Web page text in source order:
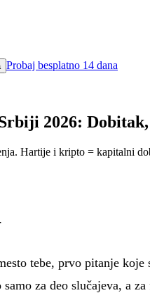
Probaj besplatno 14 dana
2026:
Hartije i kripto = kapitalni
tebe, prvo pitanje
za deo slučajeva, a